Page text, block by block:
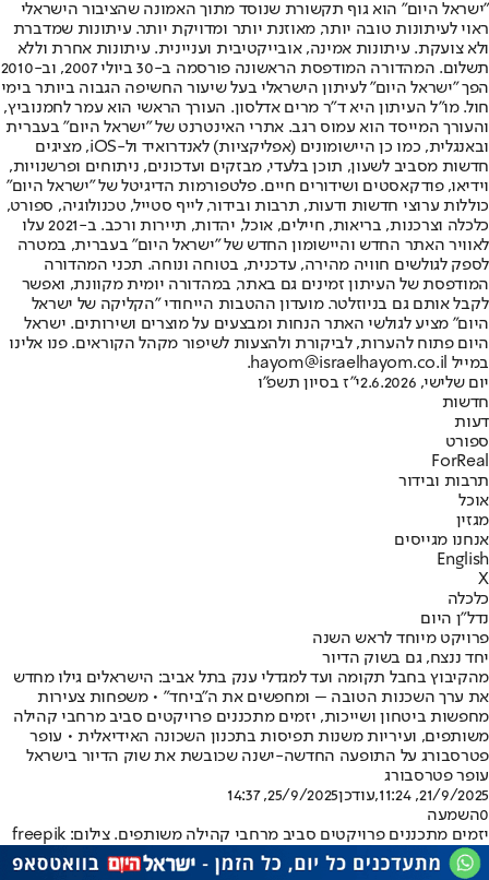
"ישראל היום" הוא גוף תקשורת שנוסד מתוך האמונה שהציבור הישראלי
ראוי לעיתונות טובה יותר, מאוזנת יותר ומדויקת יותר. עיתונות שמדברת
ולא צועקת. עיתונות אמינה, אובייקטיבית ועניינית. עיתונות אחרת וללא
תשלום. המהדורה המודפסת הראשונה פורסמה ב-30 ביולי 2007, וב-2010
הפך "ישראל היום" לעיתון הישראלי בעל שיעור החשיפה הגבוה ביותר בימי
חול. מו"ל העיתון היא ד"ר מרים אדלסון. העורך הראשי הוא עמר לחמנוביץ,
והעורך המייסד הוא עמוס רגב. אתרי האינטרנט של "ישראל היום" בעברית
ובאנגלית, כמו כן היישומונים (אפליקציות) לאנדרואיד ול-iOS, מציגים
חדשות מסביב לשעון, תוכן בלעדי, מבזקים ועדכונים, ניתוחים ופרשנויות,
וידיאו, פודקאסטים ושידורים חיים. פלטפורמות הדיגיטל של "ישראל היום"
כוללות ערוצי חדשות ודעות, תרבות ובידור, לייף סטייל, טכנולוגיה, ספורט,
כלכלה וצרכנות, בריאות, חיילים, אוכל, יהדות, תיירות ורכב. ב-2021 עלו
לאוויר האתר החדש והיישומון החדש של "ישראל היום" בעברית, במטרה
לספק לגולשים חוויה מהירה, עדכנית, בטוחה ונוחה. תכני המהדורה
המודפסת של העיתון זמינים גם באתר, במהדורה יומית מקוונת, ואפשר
לקבל אותם גם בניוזלטר. מועדון ההטבות הייחודי "הקליקה של ישראל
היום" מציע לגולשי האתר הנחות ומבצעים על מוצרים ושירותים. ישראל
היום פתוח להערות, לביקורת ולהצעות לשיפור מקהל הקוראים. פנו אלינו
במייל hayom@israelhayom.co.il.
יום שלישי, 2.6.2026
י"ז בסיון תשפ"ו
חדשות
דעות
ספורט
ForReal
תרבות ובידור
אוכל
מגזין
אנחנו מגייסים
English
X
כלכלה
נדל"ן היום
פרויקט מיוחד לראש השנה
יחד ננצח, גם בשוק הדיור
מהקיבוץ בחבל תקומה ועד למגדלי ענק בתל אביב: הישראלים גילו מחדש
את ערך השכנות הטובה – ומחפשים את ה"ביחד" • משפחות צעירות
מחפשות ביטחון ושייכות, יזמים מתכננים פרויקטים סביב מרחבי קהילה
משותפים, ועיריות משנות תפיסות בתכנון השכונה האידיאלית • עופר
פטרסבורג על התופעה החדשה-ישנה שכובשת את שוק הדיור בישראל
עופר פטרסבורג
21/9/2025, 11:24
,עודכן25/9/2025, 14:37
0השמעה
יזמים מתכננים פרויקטים סביב מרחבי קהילה משותפים. צילום: freepik